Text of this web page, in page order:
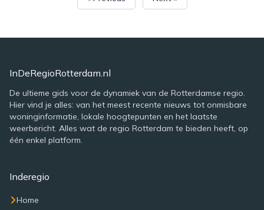
InDeRegioRotterdam.nl
De ultieme gids voor de dynamiek van de Rotterdamse regio.
Hier vind je alles: van het meest recente nieuws tot onmisbare
woninginformatie, lokale hoogtepunten en het laatste
weerbericht. Alles wat de regio Rotterdam te bieden heeft, op
één enkel platform.
Inderegio
Home